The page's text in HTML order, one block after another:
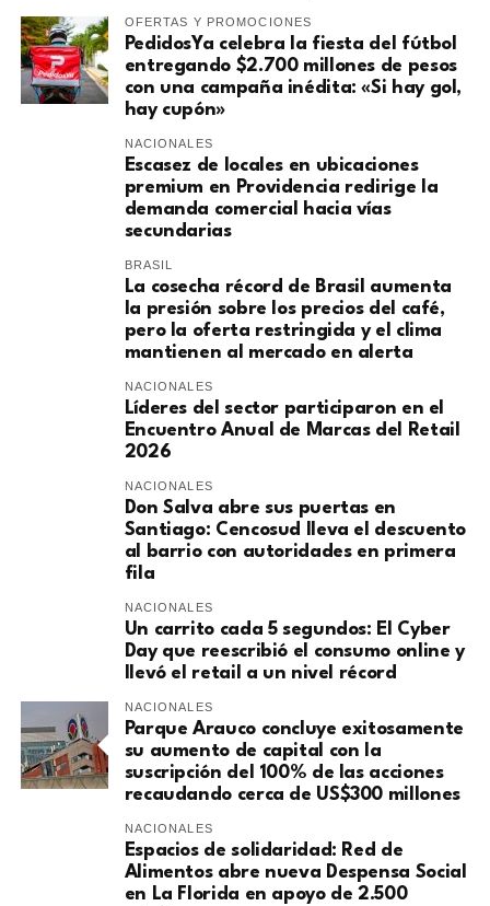
OFERTAS Y PROMOCIONES
PedidosYa celebra la fiesta del fútbol
entregando $2.700 millones de pesos
con una campaña inédita: «Si hay gol,
hay cupón»
NACIONALES
Escasez de locales en ubicaciones
premium en Providencia redirige la
demanda comercial hacia vías
secundarias
BRASIL
La cosecha récord de Brasil aumenta
la presión sobre los precios del café,
pero la oferta restringida y el clima
mantienen al mercado en alerta
NACIONALES
Líderes del sector participaron en el
Encuentro Anual de Marcas del Retail
2026
NACIONALES
Don Salva abre sus puertas en
Santiago: Cencosud lleva el descuento
al barrio con autoridades en primera
fila
NACIONALES
Un carrito cada 5 segundos: El Cyber
Day que reescribió el consumo online y
llevó el retail a un nivel récord
NACIONALES
Parque Arauco concluye exitosamente
su aumento de capital con la
suscripción del 100% de las acciones
recaudando cerca de US$300 millones
NACIONALES
Espacios de solidaridad: Red de
Alimentos abre nueva Despensa Social
en La Florida en apoyo de 2.500